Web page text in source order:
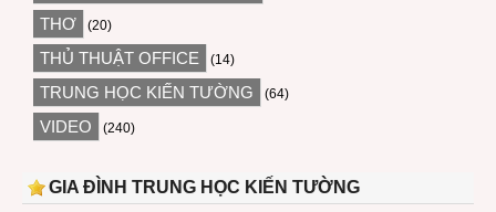
THƠ (20)
THỦ THUẬT OFFICE (14)
TRUNG HỌC KIẾN TƯỜNG (64)
VIDEO (240)
GIA ĐÌNH TRUNG HỌC KIẾN TƯỜNG